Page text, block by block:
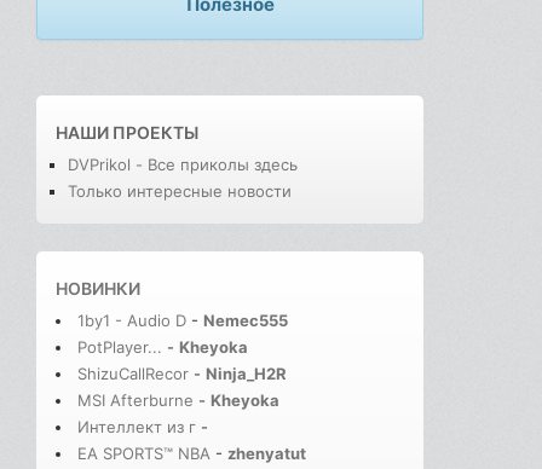
НАШИ ПРОЕКТЫ
DVPrikol - Все приколы здесь
Только интересные новости
НОВИНКИ
1by1 - Audio D - Nemec555
PotPlayer... - Kheyoka
ShizuCallRecor - Ninja_H2R
MSI Afterburne - Kheyoka
Интеллект из г -
EA SPORTS™ NBA - zhenyatut